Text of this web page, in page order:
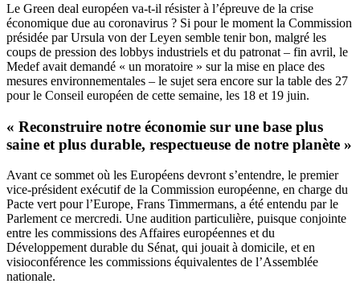
Le Green deal européen va-t-il résister à l’épreuve de la crise
économique due au coronavirus ? Si pour le moment la Commission
présidée par Ursula von der Leyen semble tenir bon, malgré les
coups de pression des lobbys industriels et du patronat – fin avril, le
Medef avait demandé « un moratoire » sur la mise en place des
mesures environnementales – le sujet sera encore sur la table des 27
pour le Conseil européen de cette semaine, les 18 et 19 juin.
« Reconstruire notre économie sur une base plus
saine et plus durable, respectueuse de notre planète »
Avant ce sommet où les Européens devront s’entendre, le premier
vice-président exécutif de la Commission européenne, en charge du
Pacte vert pour l’Europe, Frans Timmermans, a été entendu par le
Parlement ce mercredi. Une audition particulière, puisque conjointe
entre les commissions des Affaires européennes et du
Développement durable du Sénat, qui jouait à domicile, et en
visioconférence les commissions équivalentes de l’Assemblée
nationale.